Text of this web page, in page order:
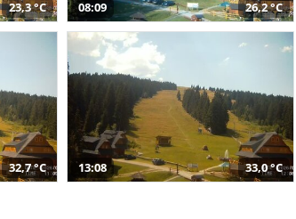
23,3 °C 08:09 26,2 °C
32,7 °C 13:08 33,0 °C